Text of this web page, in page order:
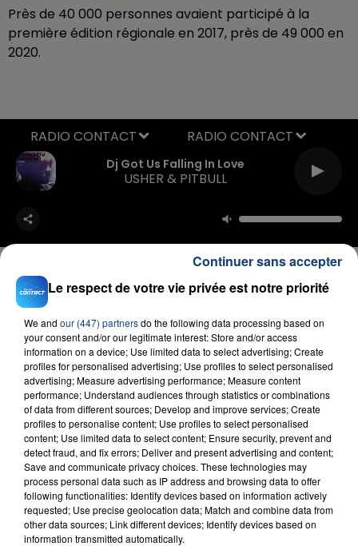
Près de 40 000 personnes avaient participé à la
première édition régionale en 2017, près de 49 000 en
2020.
Dj Got Us Falling In Love
USHER & PITBULL
RADIO CONTACT
FIL D'ACTU
23 juillet 2026
INCENDIE MORTEL À LENS : UNE FEMME ET
SON BÉBÉ ENTRE LA VIE ET LA...
Un homme s'est immolé par le feu après avoir
Le respect de votre vie privée est notre priorité
We and our (447) partnersdo the following data processing based on
your consent and/or our legitimate interest: Store and/or access
information on a device; Use limited data to select advertising; Create
profiles for personalised advertising; Use profiles to select personalised
advertising; Measure advertising performance; Measure content
performance; Understand audiences through statistics or combinations
of data from different sources; Develop and improve services; Create
profiles to personalise content; Use profiles to select personalised
content; Use limited data to select content; Ensure security, prevent and
detect fraud, and fix errors; Deliver and present advertising and content;
Save and communicate privacy choices. These technologies may
process personal data such as IP address and browsing data to offer
following functionalities: Identify devices based on information actively
requested; Use precise geolocation data; Match and combine data from
other data sources; Link different devices; Identify devices based on
information transmitted automatically.
Continuer sans accepter